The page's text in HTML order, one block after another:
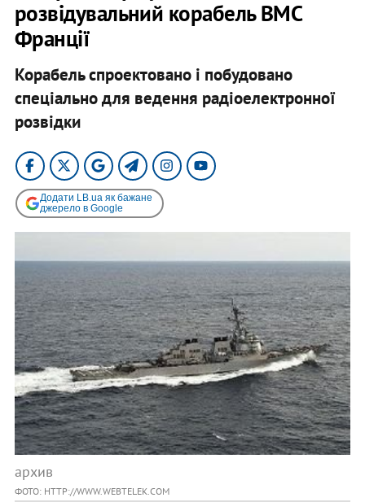
розвідувальний корабель ВМС
Франції
Корабель спроектовано і побудовано
спеціально для ведення радіоелектронної
розвідки
Додати LB.ua як бажане
джерело в Google
архив
ФОТО: HTTP://WWW.WEBTELEK.COM